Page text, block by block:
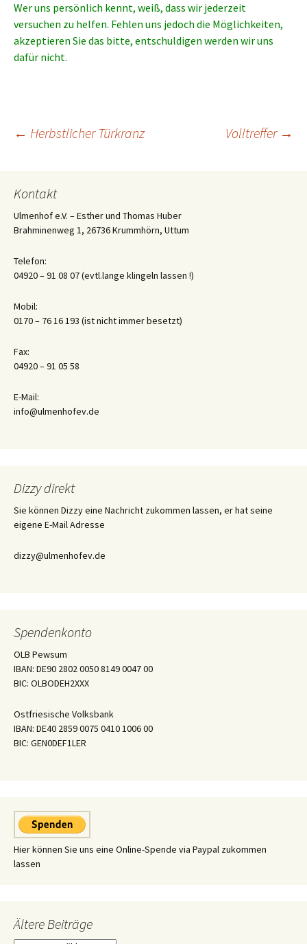
Wer uns persönlich kennt, weiß, dass wir jederzeit
versuchen zu helfen. Fehlen uns jedoch die Möglichkeiten,
akzeptieren Sie das bitte, entschuldigen werden wir uns
dafür nicht.
Beitrags-
Navigation
← Herbstlicher Türkranz Volltreffer →
Kontakt
Ulmenhof e.V. – Esther und Thomas Huber
Brahminenweg 1, 26736 Krummhörn, Uttum
Telefon:
04920 – 91 08 07 (evtl.lange klingeln lassen !)
Mobil:
0170 – 76 16 193 (ist nicht immer besetzt)
Fax:
04920 – 91 05 58
E-Mail:
info@ulmenhofev.de
Dizzy direkt
Sie können Dizzy eine Nachricht zukommen lassen, er hat seine
eigene E-Mail Adresse
dizzy@ulmenhofev.de
Spendenkonto
OLB Pewsum
IBAN: DE90 2802 0050 8149 0047 00
BIC: OLBODEH2XXX
Ostfriesische Volksbank
IBAN: DE40 2859 0075 0410 1006 00
BIC: GEN0DEF1LER
Hier können Sie uns eine Online-Spende via Paypal zukommen
lassen
Ältere Beiträge